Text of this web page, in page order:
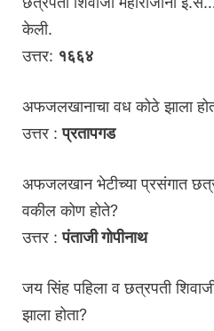
केली.
उत्तर: १६६४
अफजलखानाचा वध कोठे झाला
उत्तर :प्रतापगड
अफजलखान भेटीच्या प्रसंगात
वकील कोण होते?
उत्तर :पंताजी गोपीनाथ
जय सिंह पहिला व छत्रपती
झाला होता?